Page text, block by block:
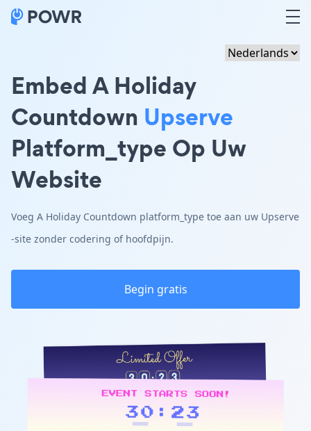
Embed A Holiday
Countdown Upserve
Platform_type Op Uw
Website
Voeg A Holiday Countdown platform_type toe aan uw Upserve
-site zonder codering of hoofdpijn.
Begin gratis